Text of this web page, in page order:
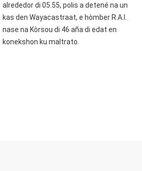
alrededor di 05.55, polis a detené na un
kas den Wayacastraat, e hòmber R.A.I.
nase na Kòrsou di 46 aña di edat en
konekshon ku maltrato.